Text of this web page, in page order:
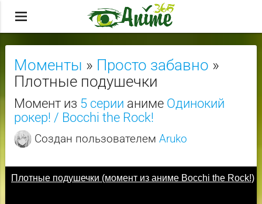
menu
Моменты » Просто забавно »
Плотные подушечки
Момент из 5 серии аниме Одинокий
рокер! / Bocchi the Rock!
Создан пользователем Aruko